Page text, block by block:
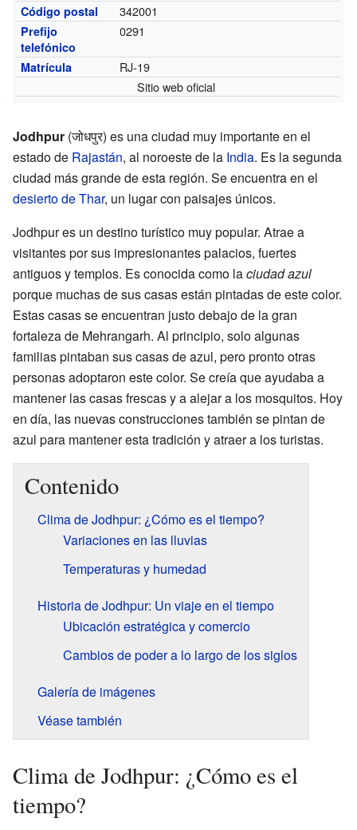
Código postal 342001
Prefijo
telefónico
0291
Matrícula
RJ-19
Sitio web oficial
Jodhpur (जोधपुर) es una ciudad muy importante en el
estado de Rajastán, al noroeste de la India. Es la segunda
ciudad más grande de esta región. Se encuentra en el
desierto de Thar, un lugar con paisajes únicos.
Jodhpur es un destino turístico muy popular. Atrae a
visitantes por sus impresionantes palacios, fuertes
antiguos y templos. Es conocida como laciudad azul
porque muchas de sus casas están pintadas de este color.
Estas casas se encuentran justo debajo de la gran
fortaleza de Mehrangarh. Al principio, solo algunas
familias pintaban sus casas de azul, pero pronto otras
personas adoptaron este color. Se creía que ayudaba a
mantener las casas frescas y a alejar a los mosquitos. Hoy
en día, las nuevas construcciones también se pintan de
azul para mantener esta tradición y atraer a los turistas.
Contenido
Clima de Jodhpur: ¿Cómo es el tiempo?
Variaciones en las lluvias
Temperaturas y humedad
Historia de Jodhpur: Un viaje en el tiempo
Ubicación estratégica y comercio
Cambios de poder a lo largo de los siglos
Galería de imágenes
Véase también
Clima de Jodhpur: ¿Cómo es el
tiempo?